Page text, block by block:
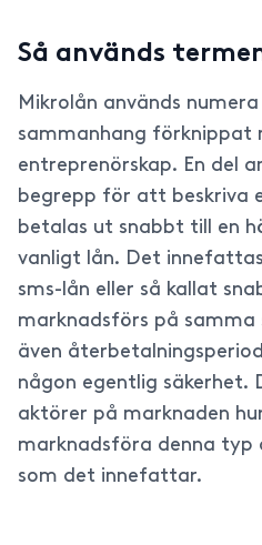
Så används
Mikrolån används
sammanhang
entreprenörskap. En del
begrepp för att beskriva
betalas ut snabbt till en
vanligt lån. Det
sms-lån eller så kallat
marknadsförs på
även
någon egentlig säkerhet.
aktörer på marknaden
marknadsföra denna typ
som det innefattar.